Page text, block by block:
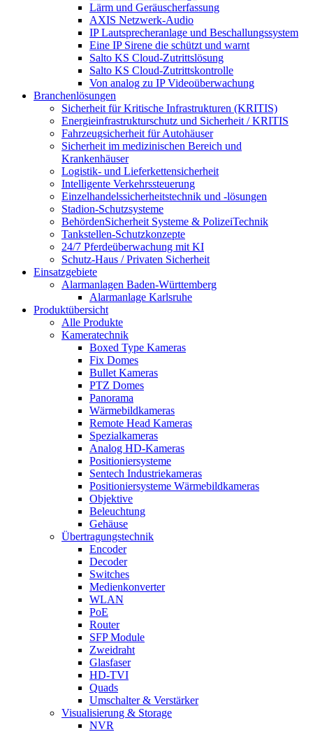
Lärm und Geräuscherfassung
AXIS Netzwerk-Audio
IP Lautsprecheranlage und Beschallungssystem
Eine IP Sirene die schützt und warnt
Salto KS Cloud-Zutrittslösung
Salto KS Cloud-Zutrittskontrolle
Von analog zu IP Videoüberwachung
Branchenlösungen
Sicherheit für Kritische Infrastrukturen (KRITIS)
Energieinfrastrukturschutz und Sicherheit / KRITIS
Fahrzeugsicherheit für Autohäuser
Sicherheit im medizinischen Bereich und
Krankenhäuser
Logistik- und Lieferkettensicherheit
Intelligente Verkehrssteuerung
Einzelhandelssicherheitstechnik und -lösungen
Stadion-Schutzsysteme
BehördenSicherheit Systeme & PolizeiTechnik
Tankstellen-Schutzkonzepte​
24/7 Pferdeüberwachung mit KI
Schutz-Haus / Privaten Sicherheit
Einsatzgebiete
Alarmanlagen Baden-Württemberg
Alarmanlage Karlsruhe
Produktübersicht
Alle Produkte
Kameratechnik
Boxed Type Kameras
Fix Domes
Bullet Kameras
PTZ Domes
Panorama
Wärmebildkameras
Remote Head Kameras
Spezialkameras
Analog HD-Kameras
Positioniersysteme
Sentech Industriekameras
Positioniersysteme Wärmebildkameras
Objektive
Beleuchtung
Gehäuse
Übertragungstechnik
Encoder
Decoder
Switches
Medienkonverter
WLAN
PoE
Router
SFP Module
Zweidraht
Glasfaser
HD-TVI
Quads
Umschalter & Verstärker
Visualisierung & Storage
NVR